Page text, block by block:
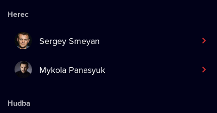
Herec
Sergey Smeyan
Mykola Panasyuk
Hudba